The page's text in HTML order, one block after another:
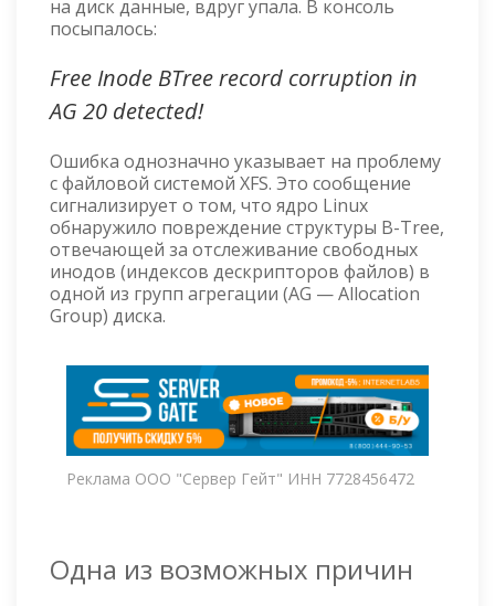
на диск данные, вдруг упала. В консоль
посыпалось:
Free Inode BTree record corruption in
AG 20 detected!
Ошибка однозначно указывает на проблему
с файловой системой XFS. Это сообщение
сигнализирует о том, что ядро Linux
обнаружило повреждение структуры B-Tree,
отвечающей за отслеживание свободных
инодов (индексов дескрипторов файлов) в
одной из групп агрегации (AG — Allocation
Group) диска.
Реклама ООО "Сервер Гейт" ИНН 7728456472
Одна из возможных причин